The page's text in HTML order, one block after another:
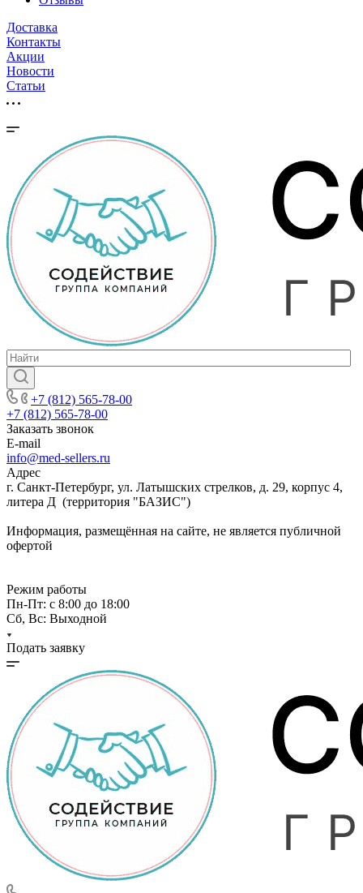
Доставка
Контакты
Акции
Новости
Cтатьи
+7 (812) 565-78-00
+7 (812) 565-78-00
Заказать звонок
E-mail
info@med-sellers.ru
Адрес
г. Санкт-Петербург, ул. Латышских стрелков, д. 29, корпус 4,
литера Д (территория "БАЗИС")
Информация, размещённая на сайте, не является публичной
офертой
Режим работы
Пн-Пт: с 8:00 до 18:00
Сб, Вс: Выходной
Подать заявку